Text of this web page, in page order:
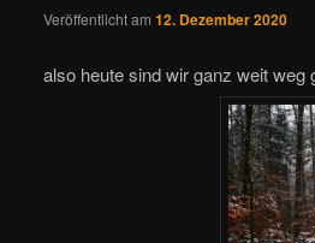
Veröffentlicht am 12. Dezember 2020
also heute sind wir ganz weit